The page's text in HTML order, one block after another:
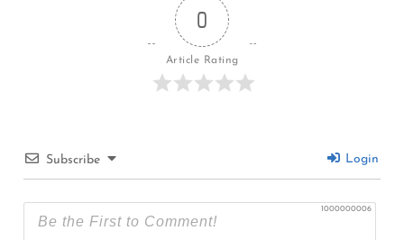
0
Article Rating
Subscribe Login
1000000006